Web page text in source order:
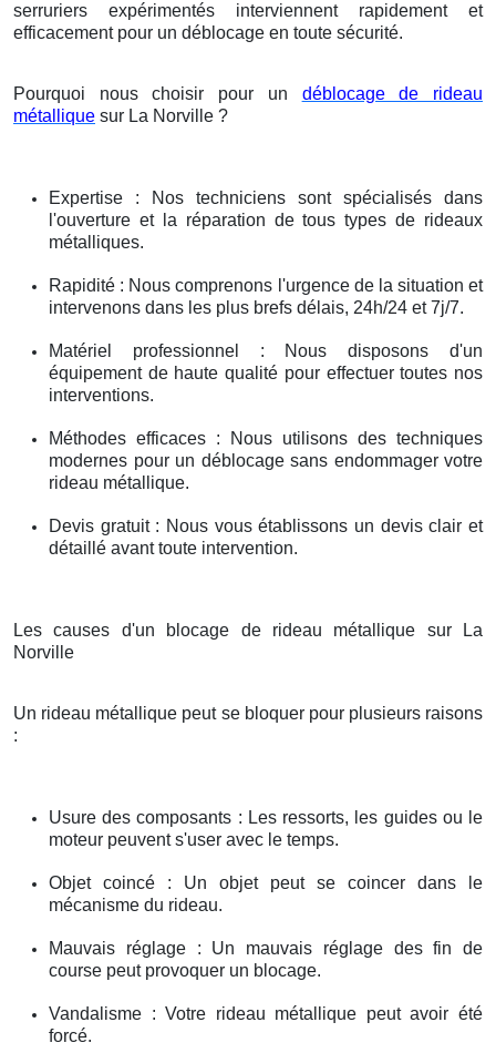
serruriers expérimentés interviennent rapidement et
efficacement pour un déblocage en toute sécurité.
Pourquoi nous choisir pour un déblocage de rideau
métallique sur La Norville ?
Expertise : Nos techniciens sont spécialisés dans
l'ouverture et la réparation de tous types de rideaux
métalliques.
Rapidité : Nous comprenons l'urgence de la situation et
intervenons dans les plus brefs délais, 24h/24 et 7j/7.
Matériel professionnel : Nous disposons d'un
équipement de haute qualité pour effectuer toutes nos
interventions.
Méthodes efficaces : Nous utilisons des techniques
modernes pour un déblocage sans endommager votre
rideau métallique.
Devis gratuit : Nous vous établissons un devis clair et
détaillé avant toute intervention.
Les causes d'un blocage de rideau métallique sur La
Norville
Un rideau métallique peut se bloquer pour plusieurs raisons
:
Usure des composants : Les ressorts, les guides ou le
moteur peuvent s'user avec le temps.
Objet coincé : Un objet peut se coincer dans le
mécanisme du rideau.
Mauvais réglage : Un mauvais réglage des fin de
course peut provoquer un blocage.
Vandalisme : Votre rideau métallique peut avoir été
forcé.